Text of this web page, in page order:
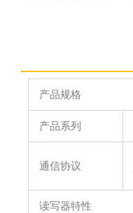
产品规格
产品系列
通信协议
读写器特性